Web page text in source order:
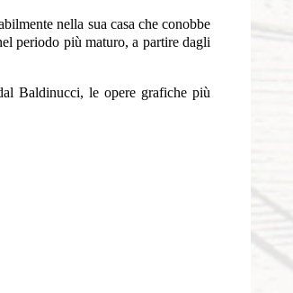
nella sua casa che conobbe
periodo più maturo, a partire dagli
Baldinucci, le opere grafiche più